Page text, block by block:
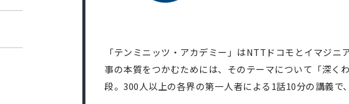
「テンミニッツ・アカデミー」はNTTドコモとイマジ
事の本質をつかむためには、そのテーマについて「深く
段。300人以上の各界の第一人者による1話10分の講義で